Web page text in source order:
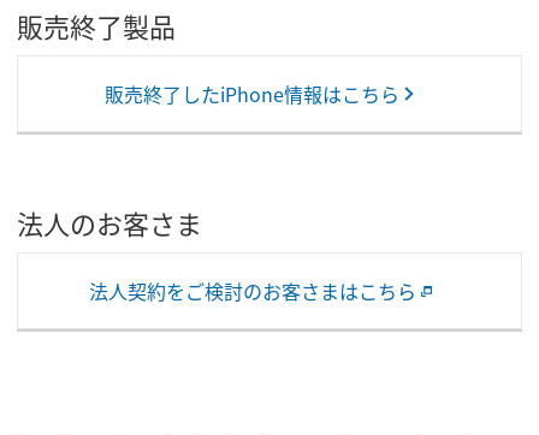
販売終了製品
販売終了したiPhone情報はこちら
法人のお客さま
法人契約をご検討のお客さまはこちら